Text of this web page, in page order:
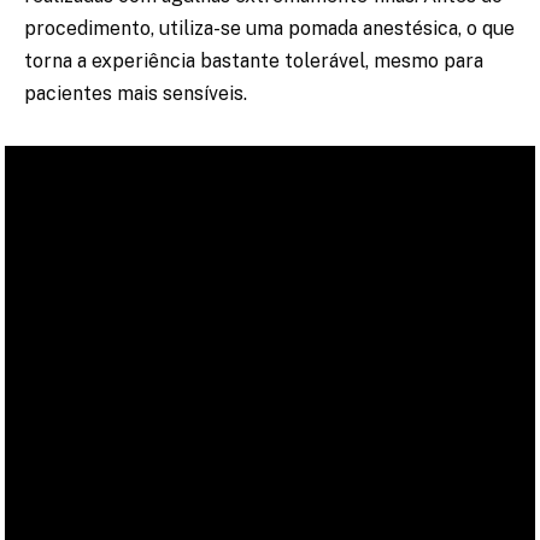
procedimento, utiliza-se uma pomada anestésica, o que
torna a experiência bastante tolerável, mesmo para
pacientes mais sensíveis.